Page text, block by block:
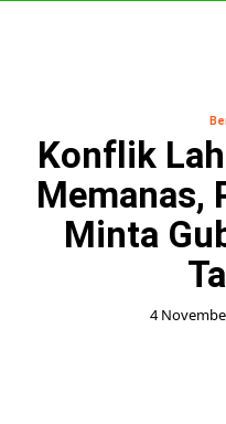
Konflik
Memanas,
Minta
4